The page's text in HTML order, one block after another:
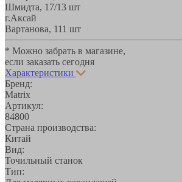
Шмидта, 17/13 шт
г.Аксай
Вартанова, 111 шт
* Можно забрать в магазине,
если заказать сегодня
Характеристики
Бренд:
Matrix
Артикул:
84800
Страна производства:
Китай
Вид:
Точильный станок
Тип: